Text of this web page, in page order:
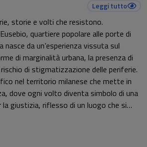
Leggi tutto
storie e volti che resistono.
quartiere popolare alle porte di
nasce da un’esperienza vissuta sul
di marginalità urbana, la presenza di
di stigmatizzazione delle periferie.
nel territorio milanese che mette in
dove ogni volto diventa simbolo di una
giustizia, riflesso di un luogo che si
il racconto diventa spazio di
lo stigma e immaginando nuovi inizi.